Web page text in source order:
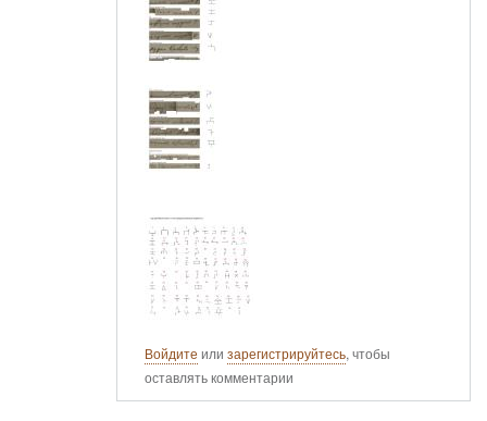
Войдите или зарегистрируйтесь, чтобы
оставлять комментарии